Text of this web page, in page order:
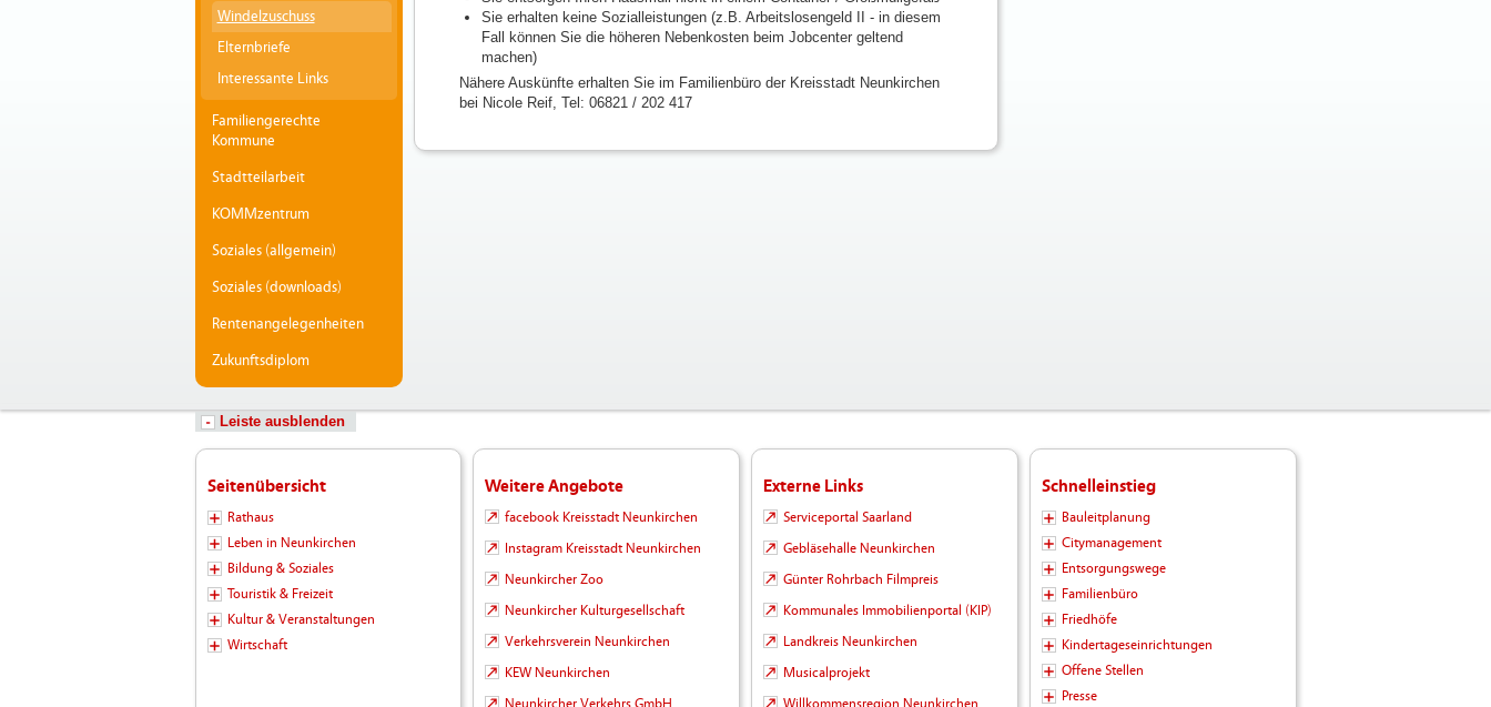
Windelzuschuss
Elternbriefe
Interessante Links
Familiengerechte
Kommune
Stadtteilarbeit
KOMMzentrum
Soziales (allgemein)
Soziales (downloads)
Rentenangelegenheiten
Zukunftsdiplom
Sie erhalten keine Sozialleistungen (z.B. Arbeitslosengeld II - in diesem
Fall können Sie die höheren Nebenkosten beim Jobcenter geltend
machen)
Nähere Auskünfte erhalten Sie im Familienbüro der Kreisstadt Neunkirchen
bei Nicole Reif, Tel: 06821 / 202 417
Leiste ausblenden
Seitenübersicht
Rathaus
Leben in Neunkirchen
Bildung & Soziales
Touristik & Freizeit
Kultur & Veranstaltungen
Wirtschaft
Weitere Angebote
facebook Kreisstadt Neunkirchen
Instagram Kreisstadt Neunkirchen
Neunkircher Zoo
Neunkircher Kulturgesellschaft
Verkehrsverein Neunkirchen
KEW Neunkirchen
Neunkircher Verkehrs GmbH
Externe Links
Serviceportal Saarland
Gebläsehalle Neunkirchen
Günter Rohrbach Filmpreis
Kommunales Immobilienportal (KIP)
Landkreis Neunkirchen
Musicalprojekt
Willkommensregion Neunkirchen
Schnelleinstieg
Bauleitplanung
Citymanagement
Entsorgungswege
Familienbüro
Friedhöfe
Kindertageseinrichtungen
Offene Stellen
Presse